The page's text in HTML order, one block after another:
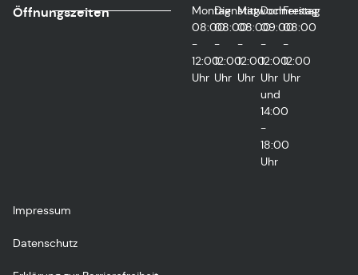
Öffnungszeiten
Montag
08:00
-
12:00
Uhr
Dienstag
08:00
-
12:00
Uhr
Mittwoch
08:00
-
12:00
Uhr
Donnerstag
09:00
-
12:00
Uhr
und
14:00
-
18:00
Uhr
Freitag
08:00
-
12:00
Uhr
Impressum
Datenschutz